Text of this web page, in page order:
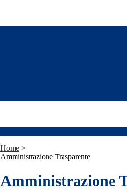
Home >
Amministrazione Trasparente
Amministrazione